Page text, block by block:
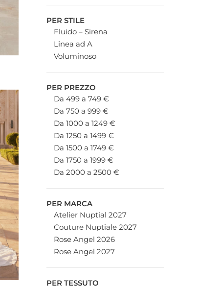
PER STILE
Fluido – Sirena
Linea ad A
Voluminoso
PER PREZZO
Da 499 a 749 €
Da 750 a 999 €
Da 1000 a 1249 €
Da 1250 a 1499 €
Da 1500 a 1749 €
Da 1750 a 1999 €
Da 2000 a 2500 €
PER MARCA
Atelier Nuptial 2027
Couture Nuptiale 2027
Rose Angel 2026
Rose Angel 2027
PER TESSUTO